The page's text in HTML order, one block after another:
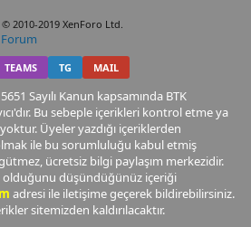
© 2010-2019 XenForo Ltd.
TEAMS TG MAIL
Sayılı Kanun kapsamında BTK
Bu sebeple içerikleri kontrol etme ya
Üyeler yazdığı içeriklerden
ile bu sorumluluğu kabul etmiş
gütmez, ücretsiz bilgi paylaşım merkezidir.
olduğunu düşündüğünüz içeriği
adresi ile iletişime geçerek bildirebilirsiniz.
sitemizden kaldırılacaktır.